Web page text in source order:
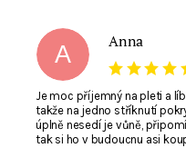
A
Anna
Je moc příjemný na pleti a
takže na jedno stříknutí
úplně nesedí je vůně,
tak si ho v budoucnu asi